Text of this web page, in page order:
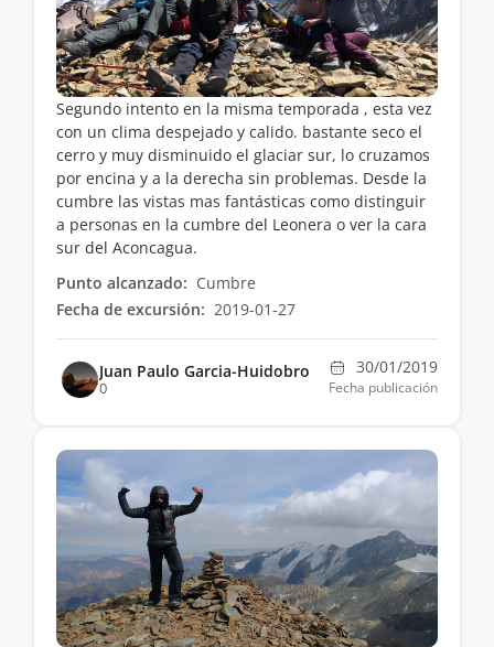
Segundo intento en la misma temporada , esta vez
con un clima despejado y calido. bastante seco el
cerro y muy disminuido el glaciar sur, lo cruzamos
por encina y a la derecha sin problemas. Desde la
cumbre las vistas mas fantásticas como distinguir
a personas en la cumbre del Leonera o ver la cara
sur del Aconcagua.
Punto alcanzado: Cumbre
Fecha de excursión: 2019-01-27
Juan Paulo Garcia-Huidobro
0
30/01/2019
Fecha publicación